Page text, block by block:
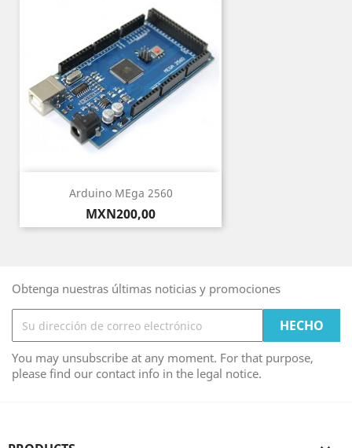
Arduino MEga 2560
Precio
MXN200,00
Obtenga nuestras últimas noticias y promociones
You may unsubscribe at any moment. For that purpose,
please find our contact info in the legal notice.